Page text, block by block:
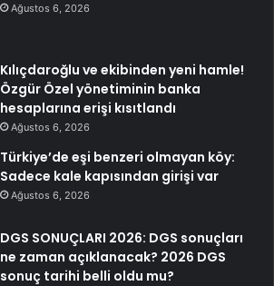
Ağustos 6, 2026
Kılıçdaroğlu ve ekibinden yeni hamle!
Özgür Özel yönetiminin banka
hesaplarına erişi kısıtlandı
Ağustos 6, 2026
Türkiye’de eşi benzeri olmayan köy:
Sadece kale kapısından girişi var
Ağustos 6, 2026
DGS SONUÇLARI 2026: DGS sonuçları
ne zaman açıklanacak? 2026 DGS
sonuç tarihi belli oldu mu?